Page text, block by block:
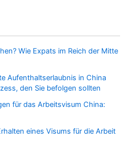
Wie Expats im Reich der Mitte
Aufenthaltserlaubnis in China
den Sie befolgen sollten
für das Arbeitsvisum China:
eines Visums für die Arbeit